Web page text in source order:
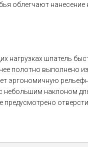
облегчают
нагрузках шпатель
полотно выполнено
эргономичную
небольшим наклоном
предусмотрено